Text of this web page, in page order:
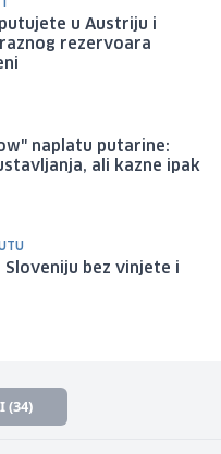
u Austriju i
rezervoara
naplatu putarine:
ali kazne ipak
bez vinjete i
(34)